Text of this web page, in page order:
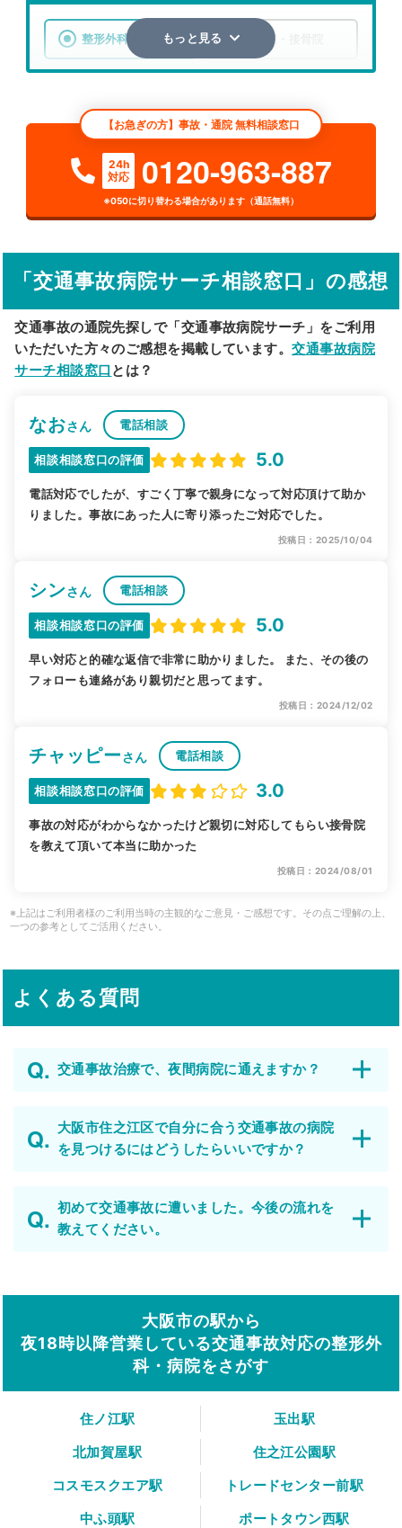
整形外科 整骨院・接骨院
検索する
詳細条件で絞り込む
その他の検索方法
駅から探す 院名から探す
もっと見る
【お急ぎの方】事故・通院 無料相談窓口
24h
対応
0120-963-887
※050に切り替わる場合があります（通話無料）
「交通事故病院サーチ相談窓口」の感想
交通事故の通院先探しで「交通事故病院サーチ」をご利用
いただいた方々のご感想を掲載しています。交通事故病院
サーチ相談窓口 とは？
なおさん 電話相談
相談相談窓口の評価 5.0
電話対応でしたが、すごく丁寧で親身になって対応頂けて助か
りました。事故にあった人に寄り添ったご対応でした。
投稿日：2025/10/04
シンさん 電話相談
相談相談窓口の評価 5.0
早い対応と的確な返信で非常に助かりました。 また、その後の
フォローも連絡があり親切だと思ってます。
投稿日：2024/12/02
チャッピーさん 電話相談
相談相談窓口の評価 3.0
事故の対応がわからなかったけど親切に対応してもらい接骨院
を教えて頂いて本当に助かった
投稿日：2024/08/01
※上記はご利用者様のご利用当時の主観的なご意見・ご感想です。その点ご理解の上、
一つの参考としてご活用ください。
よくある質問
交通事故治療で、夜間病院に通えますか？
大阪市住之江区で自分に合う交通事故の病院
を見つけるにはどうしたらいいですか？
初めて交通事故に遭いました。今後の流れを
教えてください。
大阪市の駅から
夜18時以降営業している交通事故対応の整形外
科・病院をさがす
住ノ江駅
玉出駅
北加賀屋駅
住之江公園駅
コスモスクエア駅
トレードセンター前駅
中ふ頭駅
ポートタウン西駅